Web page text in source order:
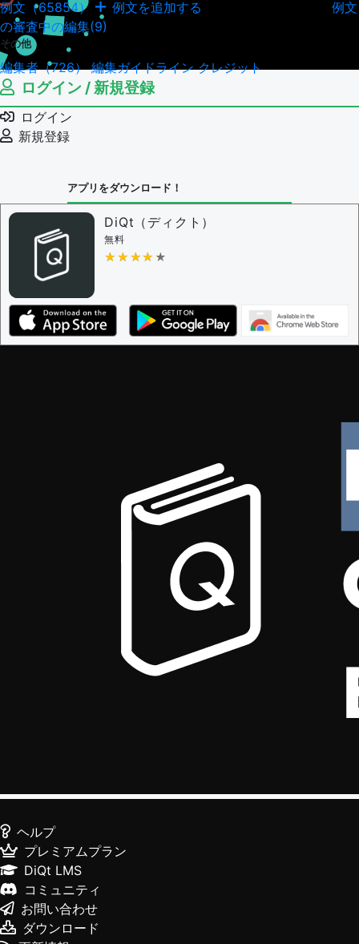
例文（65854） 例文を追加する
例文
の審査中の編集(9)
その他
編集者（726）編集ガイドラインクレジット
ログイン / 新規登録
ログイン
新規登録
アプリをダウンロード！
DiQt（ディクト）
無料
★★★★★
★★★★★
ヘルプ
プレミアムプラン
DiQt LMS
コミュニティ
お問い合わせ
ダウンロード